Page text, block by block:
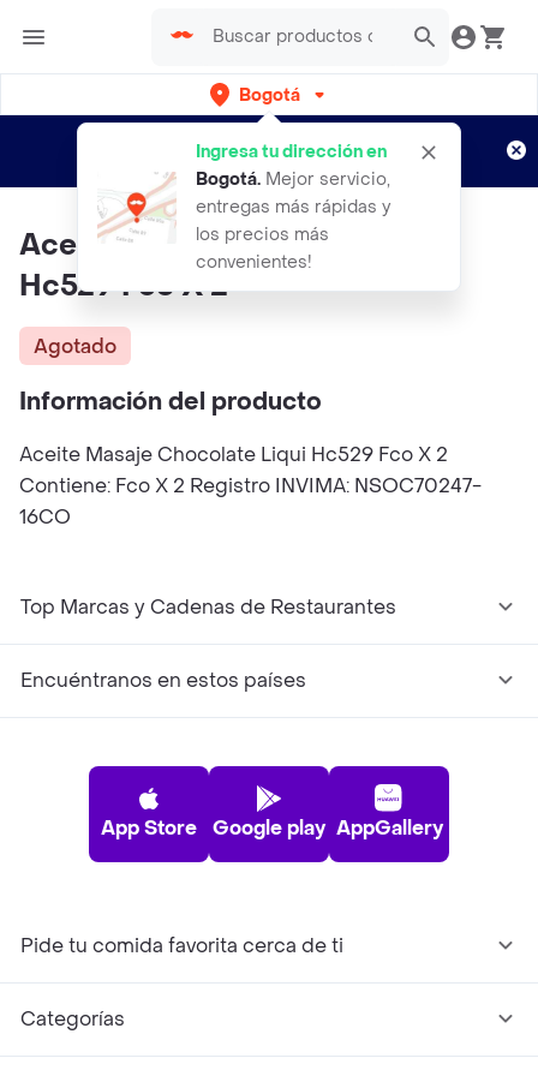
Bogotá
Ingresa tu dirección en
Bogotá. Mejor servicio,
entregas más rápidas y
los precios más
convenientes!
envíos gratis por semanas
Aplican TyC
Aceite Masaje Chocolate Liqui
Hc529 Fco X 2
Agotado
Información del producto
Aceite Masaje Chocolate Liqui Hc529 Fco X 2
Contiene: Fco X 2 Registro INVIMA: NSOC70247-
16CO
Top Marcas y Cadenas de Restaurantes
Encuéntranos en estos países
App Store Google play AppGallery
Pide tu comida favorita cerca de ti
Categorías